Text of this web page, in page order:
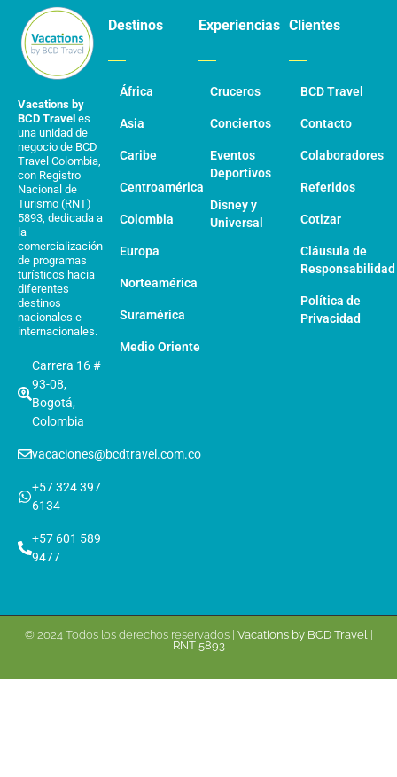
Vacations by
BCD Travel es
una unidad de
negocio de BCD
Travel Colombia,
con Registro
Nacional de
Turismo (RNT)
5893, dedicada a
la
comercialización
de programas
turísticos hacia
diferentes
destinos
nacionales e
internacionales.
Carrera 16 #
93-08,
Bogotá,
Colombia
vacaciones@bcdtravel.com.co
+57 324 397
6134
+57 601 589
9477
Destinos
África
Asia
Caribe
Centroamérica
Colombia
Europa
Norteamérica
Suramérica
Medio Oriente
Experiencias
Cruceros
Conciertos
Eventos
Deportivos
Disney y
Universal
Clientes
BCD Travel
Contacto
Colaboradores
Referidos
Cotizar
Cláusula de
Responsabilidad
Política de
Privacidad
© 2024 Todos los derechos reservados | Vacations by BCD Travel|
RNT 5893